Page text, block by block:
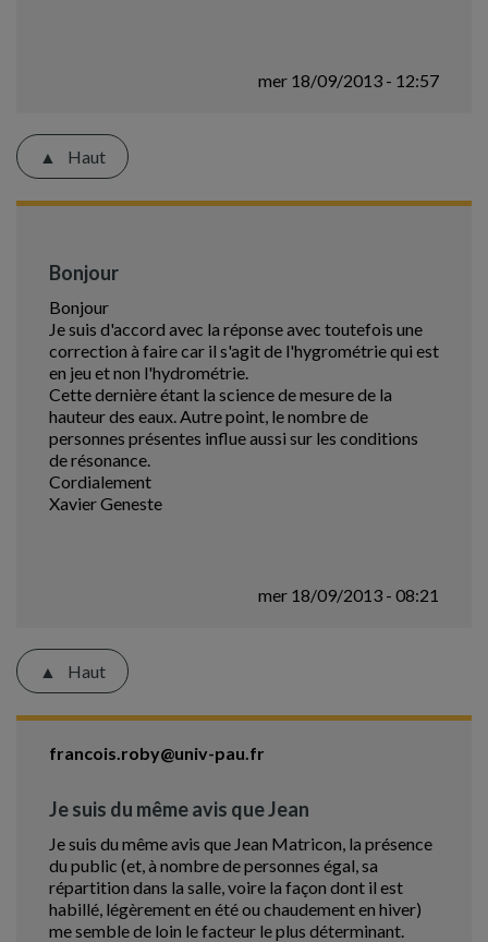
mer 18/09/2013 - 12:57
Haut
Bonjour
Bonjour
Je suis d'accord avec la réponse avec toutefois une
correction à faire car il s'agit de l'hygrométrie qui est
en jeu et non l'hydrométrie.
Cette dernière étant la science de mesure de la
hauteur des eaux. Autre point, le nombre de
personnes présentes influe aussi sur les conditions
de résonance.
Cordialement
Xavier Geneste
mer 18/09/2013 - 08:21
Haut
francois.roby@univ-pau.fr
Je suis du même avis que Jean
Je suis du même avis que Jean Matricon, la présence
du public (et, à nombre de personnes égal, sa
répartition dans la salle, voire la façon dont il est
habillé, légèrement en été ou chaudement en hiver)
me semble de loin le facteur le plus déterminant.